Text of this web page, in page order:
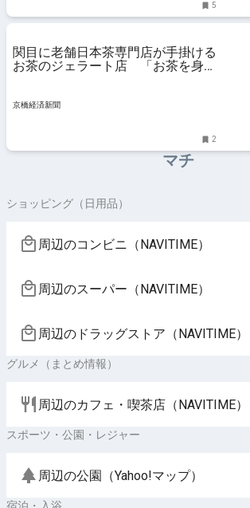
5
関目に老舗日本茶専門店が手掛ける
お茶のジェラート店 「お茶を身近
京橋経済新聞
2
マチ
ショッピング（日用品）
周辺のコンビニ（NAVITIME）
周辺のスーパー（NAVITIME）
周辺のドラッグストア（NAVITIME）
グルメ（まとめ情報）
周辺のカフェ・喫茶店（NAVITIME）
スポーツ・公園・レジャー
周辺の公園（Yahoo!マップ）